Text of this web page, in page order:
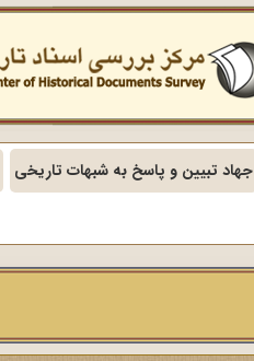
جهاد تبیین و پاسخ به شبهات تاریخی